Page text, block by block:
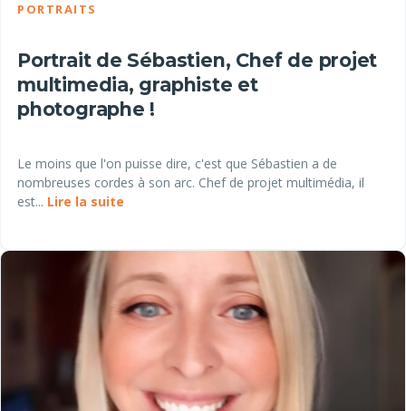
PORTRAITS
Portrait de Sébastien, Chef de projet
multimedia, graphiste et
photographe !
Le moins que l'on puisse dire, c'est que Sébastien a de
nombreuses cordes à son arc. Chef de projet multimédia, il
est... Lire la suite